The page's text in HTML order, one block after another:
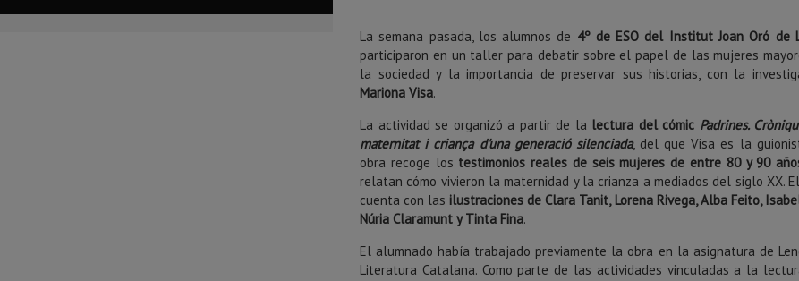
La semana pasada, los alumnos de 4º de ESO del Institut Joan Oró de
participaron en un taller para debatir sobre el papel de las mujeres
la sociedad y la importancia de preservar sus historias, con la
Mariona Visa.
La actividad se organizó a partir de la lectura del cómic Padrines.
maternitat i criança d'una generació silenciada, del que Visa es la
obra recoge los testimonios reales de seis mujeres de entre 80 y 90
relatan cómo vivieron la maternidad y la crianza a mediados del siglo XX.
cuenta con las ilustraciones de Clara Tanit, Lorena Rivega, Alba Feito,
Núria Claramunt y Tinta Fina.
El alumnado había trabajado previamente la obra en la asignatura de
Literatura Catalana. Como parte de las actividades vinculadas a la